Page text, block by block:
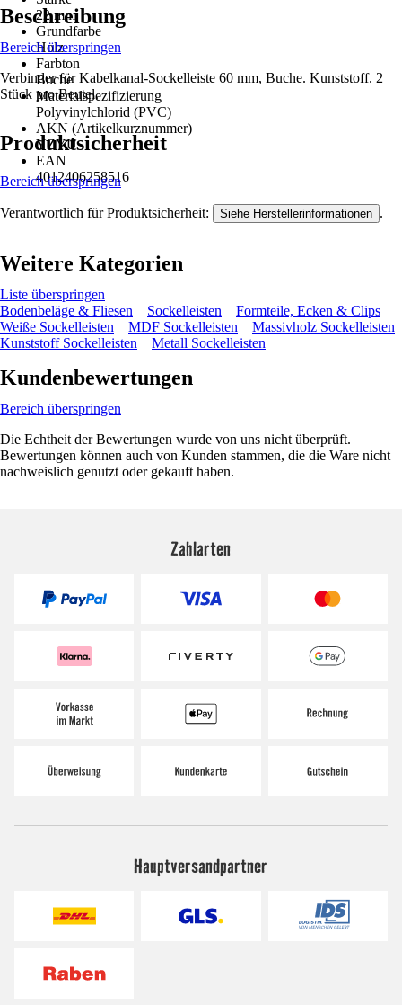
22 mm
Grundfarbe
Holz
Farbton
Buche
Materialspezifizierung
Polyvinylchlorid (PVC)
AKN (Artikelkurznummer)
YZYU
EAN
4012406258516
Beschreibung
Bereich überspringen
Verbinder für Kabelkanal-Sockelleiste 60 mm, Buche. Kunststoff. 2
Stück pro Beutel.
Produktsicherheit
Bereich überspringen
Verantwortlich für Produktsicherheit: Siehe Herstellerinformationen .
Weitere Kategorien
Liste überspringen
Bodenbeläge & Fliesen
Sockelleisten
Formteile, Ecken & Clips
Weiße Sockelleisten
MDF Sockelleisten
Massivholz Sockelleisten
Kunststoff Sockelleisten
Metall Sockelleisten
Kundenbewertungen
Bereich überspringen
Die Echtheit der Bewertungen wurde von uns nicht überprüft.
Bewertungen können auch von Kunden stammen, die die Ware nicht
nachweislich genutzt oder gekauft haben.
Zahlarten
Hauptversandpartner